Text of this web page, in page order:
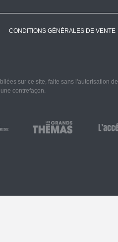
CONDITIONS GÉNÉRALES DE VENTE
sur ce site, faite sans l'autorisation de
contrefaçon.